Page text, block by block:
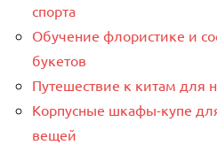
спорта
Обучение флористике и
букетов
Путешествие к китам для
Корпусные шкафы-купе
вещей